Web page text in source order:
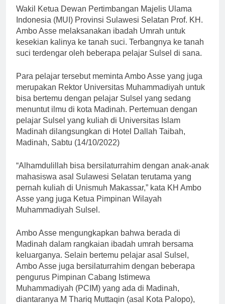
Popularitas)
dengan UNM,
Pencerahan Kalbu
Mahasiswa Jadi
Prioritas
1 Minggu Ago
Wakil Ketua Dewan Pertimbangan Majelis Ulama
Indonesia (MUI) Provinsi Sulawesi Selatan Prof. KH.
Ambo Asse melaksanakan ibadah Umrah untuk
kesekian kalinya ke tanah suci. Terbangnya ke tanah
suci terdengar oleh beberapa pelajar Sulsel di sana.
Para pelajar tersebut meminta Ambo Asse yang juga
merupakan Rektor Universitas Muhammadiyah untuk
bisa bertemu dengan pelajar Sulsel yang sedang
menuntut ilmu di kota Madinah. Pertemuan dengan
pelajar Sulsel yang kuliah di Universitas Islam
Madinah dilangsungkan di Hotel Dallah Taibah,
Madinah, Sabtu (14/10/2022)
“Alhamdulillah bisa bersilaturrahim dengan anak-anak
mahasiswa asal Sulawesi Selatan terutama yang
pernah kuliah di Unismuh Makassar,” kata KH Ambo
Asse yang juga Ketua Pimpinan Wilayah
Muhammadiyah Sulsel.
Ambo Asse mengungkapkan bahwa berada di
Madinah dalam rangkaian ibadah umrah bersama
keluarganya. Selain bertemu pelajar asal Sulsel,
Ambo Asse juga bersilaturrahim dengan beberapa
pengurus Pimpinan Cabang Istimewa
Muhammadiyah (PCIM) yang ada di Madinah,
diantaranya M Thariq Muttaqin (asal Kota Palopo),